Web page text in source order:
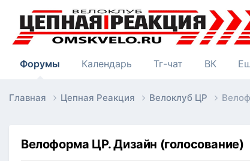
Форумы Календарь Тг-чат ВК
Главная Цепная Реакция Велоклуб ЦР
Велоформа ЦР. Дизайн (голосование)